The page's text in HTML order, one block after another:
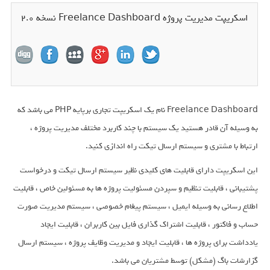
اسکریپت مدیریت پروژه Freelance Dashboard نسخه 2.0
Freelance Dashboard نام یک اسکریپت تجاری برپایه PHP می باشد که
به وسیله آن قادر هستید یک سیستم با چند کاربرد مختلف مدیریت پروژه ،
ارتباط با مشتری و سیستم ارسال تیکت راه اندازی کنید.
این اسکریپت دارای قابلیت های کلیدی نظیر سیستم ارسال تیکت و درخواست
پشتیبانی ، قابلیت تنظیم و سپردن مسئولیت پروژه ها به مسئولین خاص ، قابلیت
اطلاع رسانی به وسیله ایمیل ، سیستم پیغام خصوصی ، سیستم مدیریت صورت
حساب و فاکتور ، قابلیت اشتراک گذاری فایل بین کاربران ، قابلیت ایجاد
یادداشت برای پروژه ها ، قابلیت ایجاد و مدیریت وظایف پروژه ، سیستم ارسال
گزارشات باگ (مشکل) توسط مشتریان می باشد.